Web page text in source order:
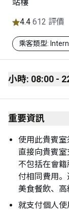
站樓
4.4 612 評價
乘客類型:
小時: 08:00 -
Monday
Tuesday
Wednesday
Thursday
Friday
Saturday
重要資訊
使用此貴賓
直接向貴賓
不包括在會
付相同費用
美食餐飲、高
就支付個人